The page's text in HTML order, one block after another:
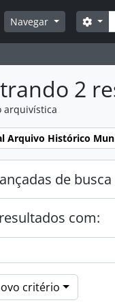
Navegar
2
arquivística
Arquivo Histórico
de busca
com:
critério